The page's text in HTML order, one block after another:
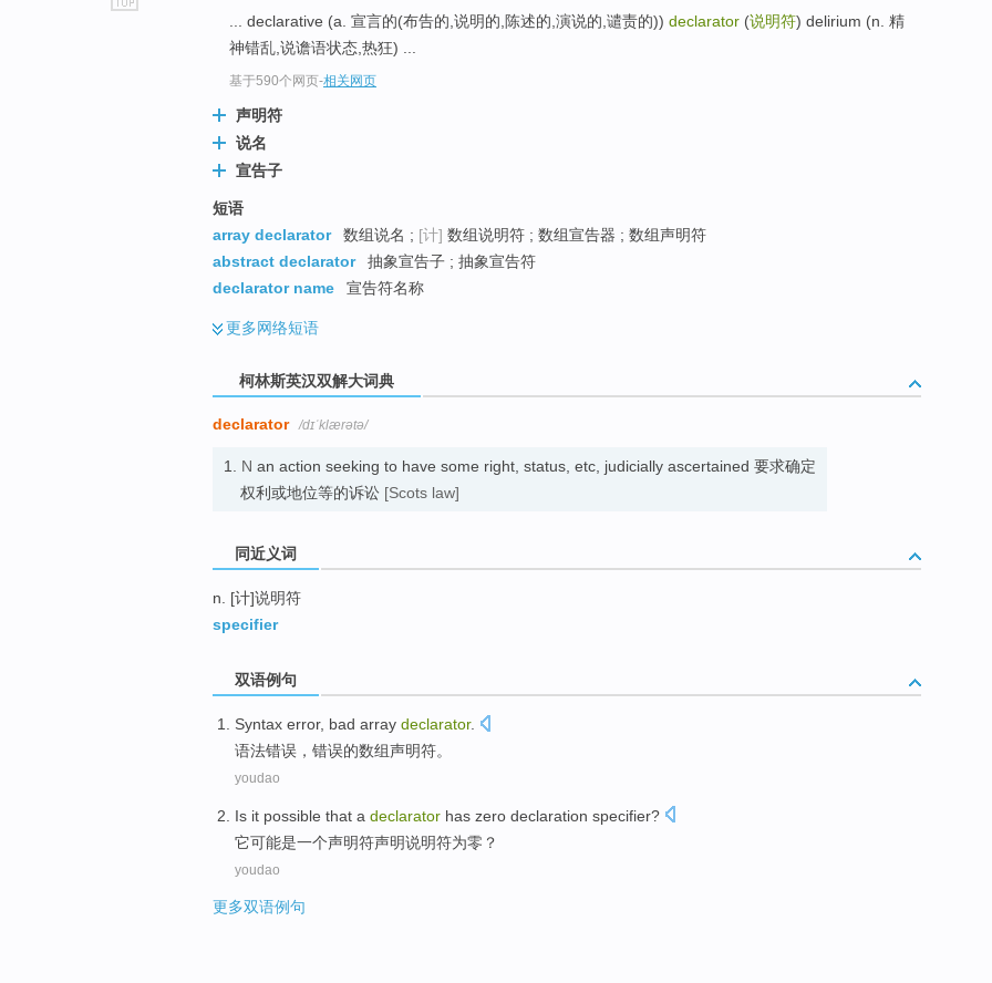
... declarative (a. 宣言的(布告的,说明的,陈述的,演说的,谴责的)) declarator (说明符) delirium (n. 精
神错乱,说谵语状态,热狂) ...
基于590个网页-相关网页
声明符
说名
宣告子
短语
array declarator
数组说名 ; [计] 数组说明符 ; 数组宣告器 ; 数组声明符
abstract declarator
抽象宣告子 ; 抽象宣告符
declarator name
宣告符名称
更多网络短语
柯林斯英汉双解大词典
declarator /dɪˈklærətə/
1. N an action seeking to have some right, status, etc, judicially ascertained 要求确定
权利或地位等的诉讼 [Scots law]
同近义词
n. [计]说明符
specifier
双语例句
Syntax error, bad array declarator.
语法错误 ， 错误的数组声明符。
youdao
Is it possible that a declarator has zero declaration specifier?
它可能是一个声明符声明说明符为零？
youdao
更多双语例句